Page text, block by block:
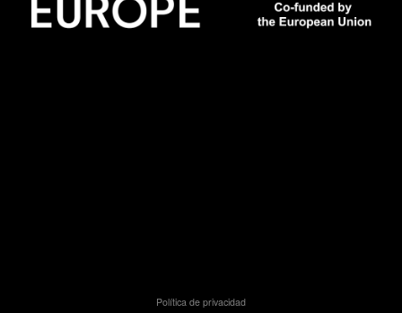
Política de privacidad